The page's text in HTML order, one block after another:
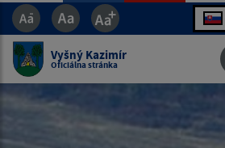
Vyšný Kazimír
Oficiálna stránka